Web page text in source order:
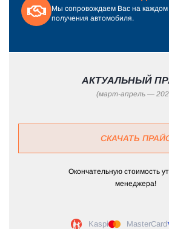
Мы сопровождаем Вас на каждом
получения автомобиля.
АКТУАЛЬНЫЙ
(март-апрель —
СКАЧАТЬ
Окончательную стоимость
менеджера!
Kaspi MasterCard